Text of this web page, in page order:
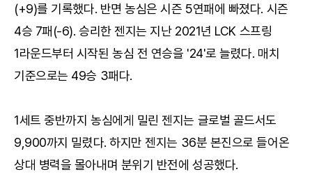
(+9)를 기록했다. 반면 농심은 시즌 5연패에 빠졌다. 시즌
4승 7패(-6). 승리한 젠지는 지난 2021년 LCK 스프링
1라운드부터 시작된 농심 전 연승을 '24'로 늘렸다. 매치
기준으로는 49승 3패다.
1세트 중반까지 농심에게 밀린 젠지는 글로벌 골드서도
9,900까지 밀렸다. 하지만 젠지는 36분 본진으로 들어온
상대 병력을 몰아내며 분위기 반전에 성공했다.